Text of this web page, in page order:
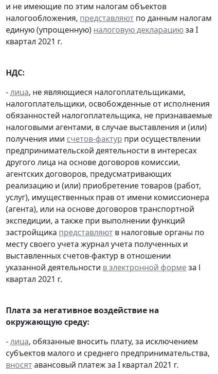
и не имеющие по этим налогам объектов
налогообложения, представляют по данным налогам
единую (упрощенную) налоговую декларациюза I
квартал 2021 г.
НДС:
-лица, не являющиеся налогоплательщиками,
налогоплательщики, освобожденные от исполнения
обязанностей налогоплательщика, не признаваемые
налоговыми агентами, в случае выставления и (или)
получения ими счетов-фактур при осуществлении
предпринимательской деятельности в интересах
другого лица на основе договоров комиссии,
агентских договоров, предусматривающих
реализацию и (или) приобретение товаров (работ,
услуг), имущественных прав от имени комиссионера
(агента), или на основе договоров транспортной
экспедиции, а также при выполнении функций
застройщика представляют в налоговые органы по
месту своего учета журнал учета полученных и
выставленных счетов-фактур в отношении
указанной деятельности в электронной формеза l
квартал 2021 г.
Плата за негативное воздействие на
окружающую среду:
-лица, обязанные вносить плату, за исключением
субъектов малого и среднего предпринимательства,
вносятавансовый платеж за I квартал 2021 г.